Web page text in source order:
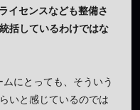
ライセンスなども整備さ
括しているわけではな
ムにとっても、そういう
いと感じているのでは